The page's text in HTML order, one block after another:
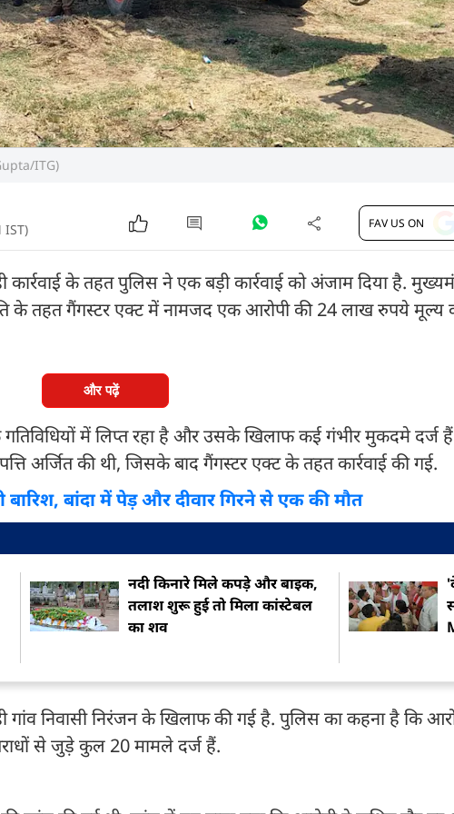
ITG)
IST) FAV US ON
के तहत पुलिस ने एक बड़ी कार्रवाई को अंजाम दिया है.
के तहत गैंगस्टर एक्ट में नामजद एक आरोपी की 24 लाख रुपये मूल्य
और पढ़ें
में लिप्त रहा है और उसके खिलाफ कई गंभीर मुकदमे दर्ज
अर्जित की थी, जिसके बाद गैंगस्टर एक्ट के तहत कार्रवाई की गई.
बारिश, बांदा में पेड़ और दीवार गिरने से एक की मौत
नदी किनारे मिले कपड़े और बाइक,
तलाश शुरू हुई तो मिला कांस्टेबल
का शव
गांव निवासी निरंजन के खिलाफ की गई है. पुलिस का कहना है कि
से जुड़े कुल 20 मामले दर्ज हैं.